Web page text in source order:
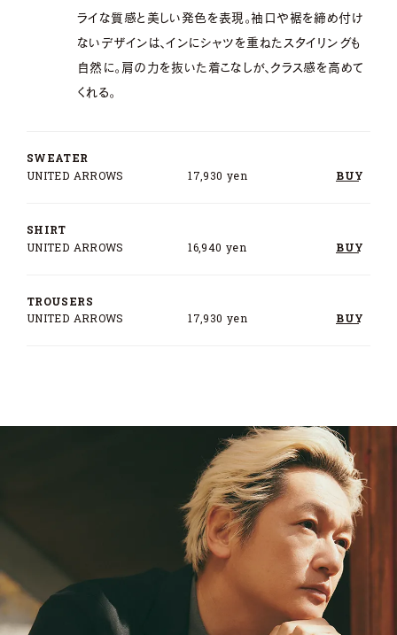
ライな質感と美しい発色を表現。袖口や裾を締め付け
ないデザインは、インにシャツを重ねたスタイリングも
自然に。肩の力を抜いた着こなしが、クラス感を高めて
くれる。
SWEATER
UNITED ARROWS
17,930 yen BUY
SHIRT
UNITED ARROWS
16,940 yen BUY
TROUSERS
UNITED ARROWS
17,930 yen BUY